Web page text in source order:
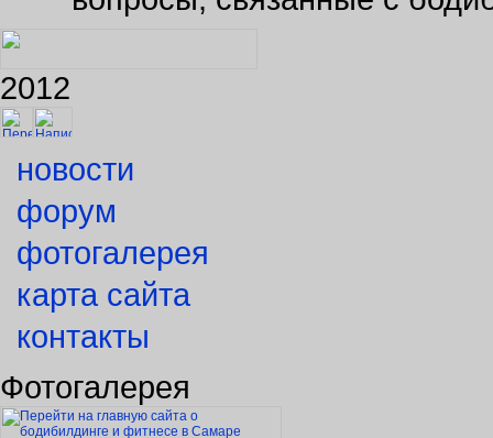
2012
форум
фотогалерея
карта сайта
контакты
Фотогалерея